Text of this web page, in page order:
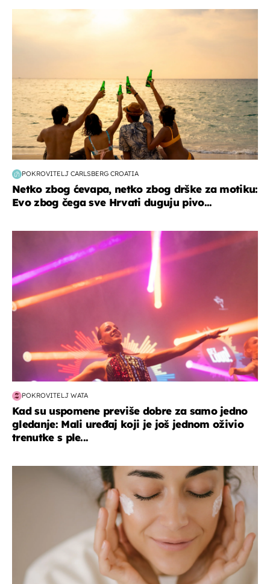
POKROVITELJ CARLSBERG CROATIA
Netko zbog ćevapa, netko zbog drške za motiku:
Evo zbog čega sve Hrvati duguju pivo...
POKROVITELJ WATA
Kad su uspomene previše dobre za samo jedno
gledanje: Mali uređaj koji je još jednom oživio
trenutke s ple...
moda & ljepota